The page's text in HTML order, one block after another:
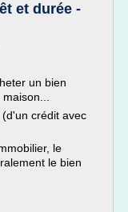
et durée -
un bien
crédit avec
le
le bien